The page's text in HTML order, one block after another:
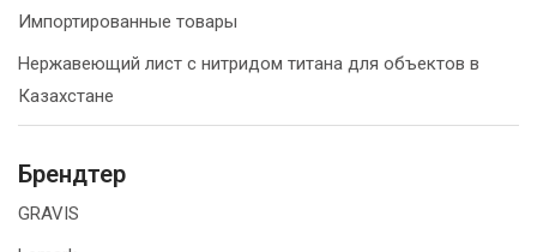
Импортированные товары
Нержавеющий лист с нитридом титана для объектов в
Казахстане
Брендтер
GRAVIS